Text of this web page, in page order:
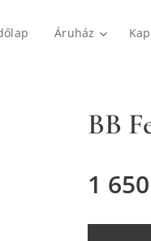
Áruház
BB
1 650